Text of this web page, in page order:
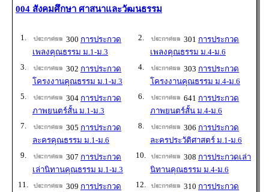
004 สังคมศึกษา ศาสนาและวัฒนธรรม
1. 300 การประกวด
เพลงคุณธรรม ม.1-ม.3
2. 301 การประกวด
เพลงคุณธรรม ม.4-ม.6
3.
302 การประกวด
โครงงานคุณธรรม ม.1-ม.3
4. 303 การประกวด
โครงงานคุณธรรม ม.4-ม.6
5.
304 การประกวด
ภาพยนตร์สั้น ม.1-ม.3
6. 641 การประกวด
ภาพยนตร์สั้น ม.4-ม.6
7.
305 การประกวด
ละครคุณธรรม ม.1-ม.6
8. 306 การประกวด
ละครประวัติศาสตร์ ม.1-ม.6
9.
307 การประกวด
เล่านิทานคุณธรรม ม.1-ม.3
10. 308 การประกวดเล่า
นิทานคุณธรรม ม.4-ม.6
11.
309 การประกวด
12. 310 การประกวด